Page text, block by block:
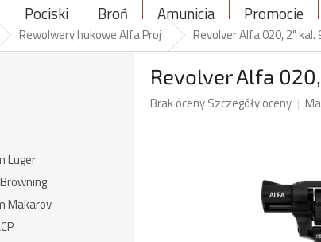
Pociski Broń Amunicja Promocje
Rewolwery hukowe Alfa Proj Revolver Alfa 020, 2" kal.
Luger
Makarov
Revolver Alfa
Średnia
Brak ocenySzczegóły oceny